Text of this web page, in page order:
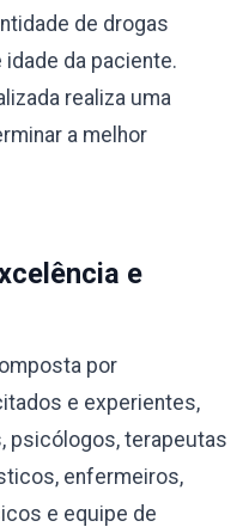
de drogas
da paciente.
realiza uma
a melhor
e
por
e experientes,
psicólogos, terapeutas
enfermeiros,
e equipe de